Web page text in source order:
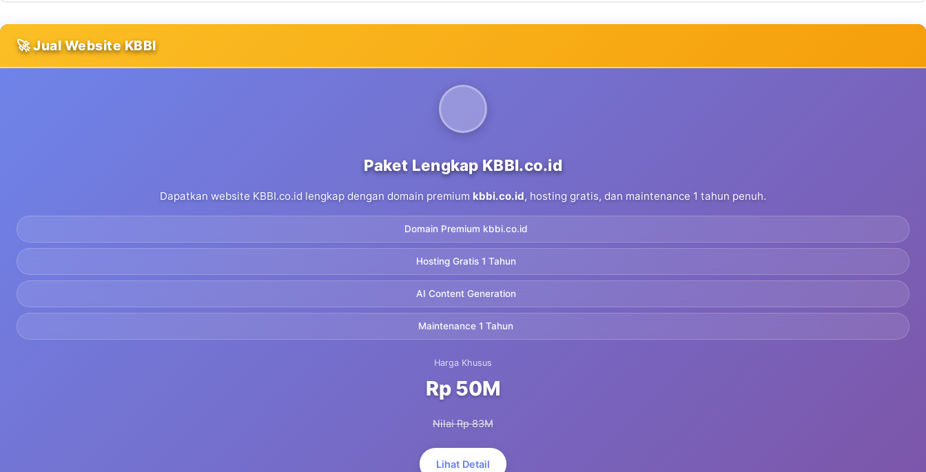
🚀 Jual Website KBBI
Paket Lengkap KBBI.co.id
Dapatkan website KBBI.co.id lengkap dengan domain premium kbbi.co.id, hosting gratis, dan maintenance 1 tahun penuh.
Domain Premium kbbi.co.id
Hosting Gratis 1 Tahun
AI Content Generation
Maintenance 1 Tahun
Harga Khusus
Rp 50M
Nilai Rp 83M
Lihat Detail